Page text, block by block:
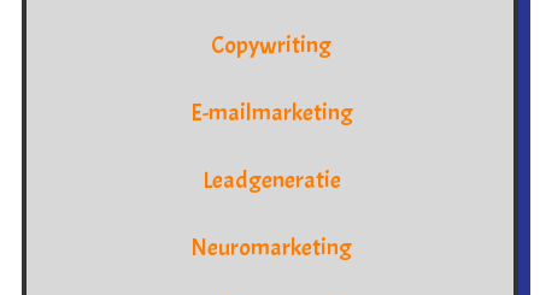
Copywriting
E-mailmarketing
Leadgeneratie
Neuromarketing